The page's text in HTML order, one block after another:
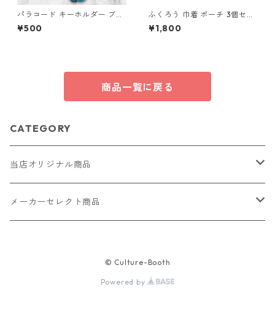
パラコード キーホルダー ブル
ー ブラック 編み込み s16
¥500
ふくろう 巾着 ポーチ 3個セッ
ト 和風 縁起物 o64 巾着袋 布
小物 ハンドメイド
¥1,800
商品一覧に戻る
CATEGORY
当店オリジナル商品
レザー（革）
メーカーセレクト商品
© Culture-Booth
Powered by